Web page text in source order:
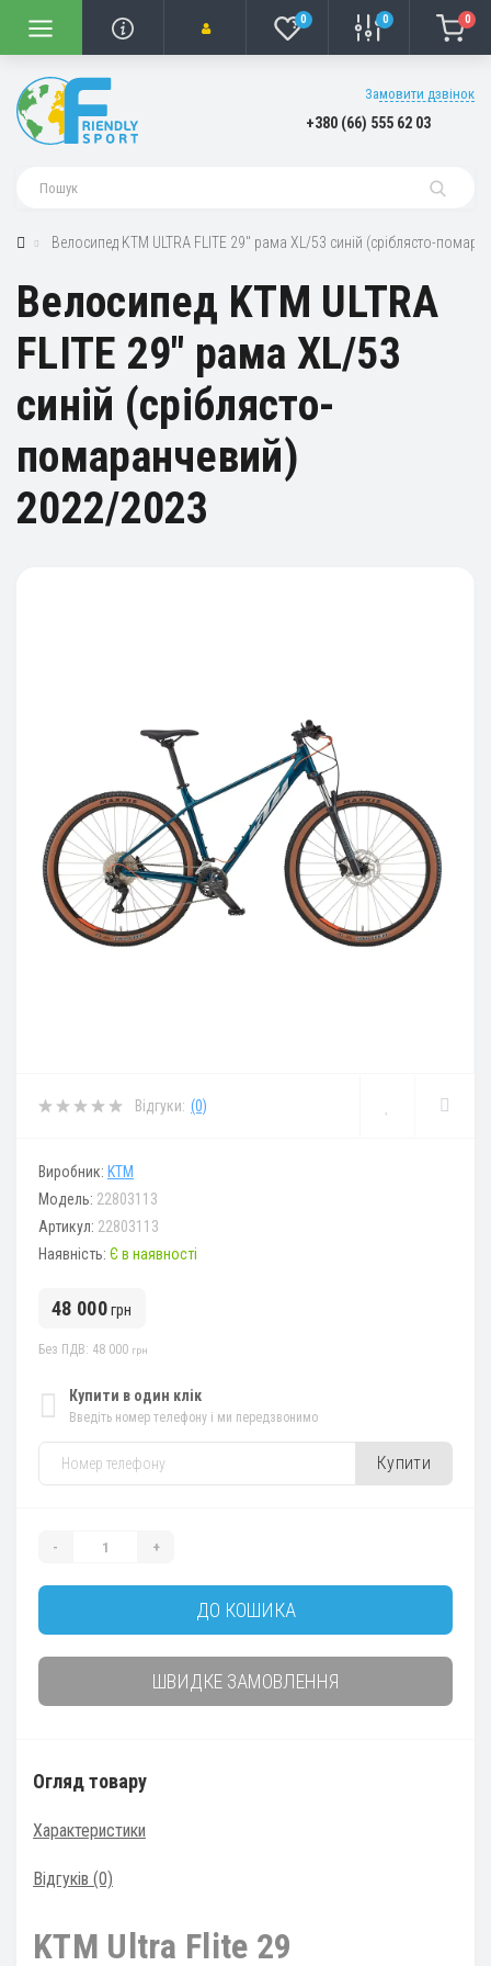
0 0 0
Замовити дзвінок
+380 (66) 555 62 03
Велосипед KTM ULTRA FLITE 29" рама XL/53 синій (сріблясто-
Велосипед KTM ULTRA
FLITE 29" рама XL/53
синій (сріблясто-
помаранчевий)
2022/2023
Відгуки: (0)
Виробник: KTM
Модель: 22803113
Артикул: 22803113
Наявність: Є в наявності
48 000грн
Без ПДВ: 48 000 грн
Купити в один клік
Введіть номер телефону і ми передзвонимо
Купити
- +
ДО КОШИКА
ШВИДКЕ ЗАМОВЛЕННЯ
Огляд товару
Характеристики
Відгуків (0)
KTM Ultra Flite 29